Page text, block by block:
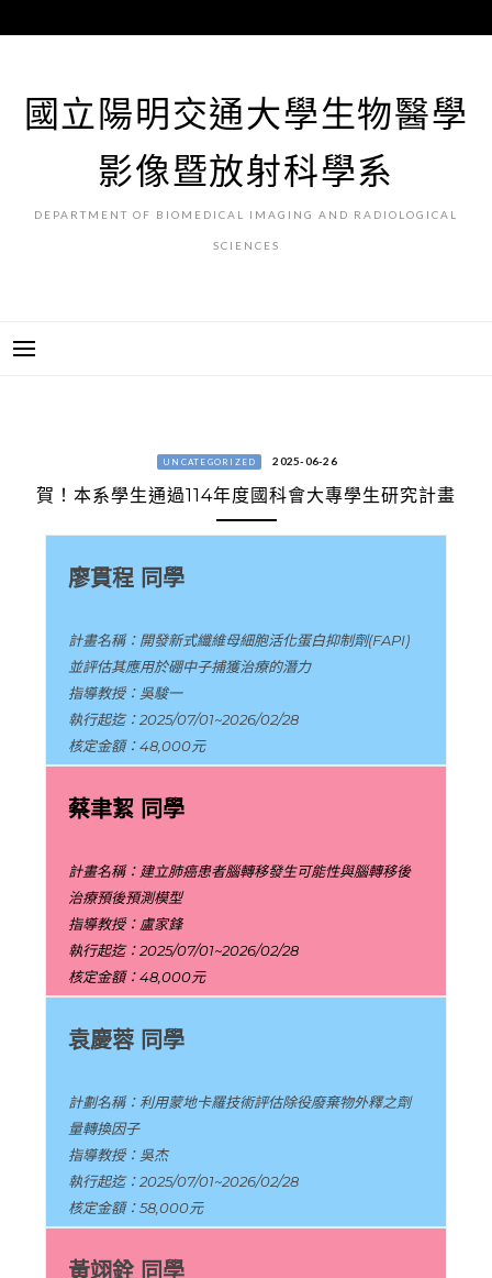
至
國立陽明交通大學生物醫學
影像暨放射科學系
DEPARTMENT OF BIOMEDICAL IMAGING AND RADIOLOGICAL
SCIENCES
UNCATEGORIZED 2025-06-26
賀！本系學生通過114年度國科會大專學生研究計畫
廖貫程 同學
計畫名稱：開發新式纖維母細胞活化蛋白抑制劑(FAPI)
並評估其應用於硼中子捕獲治療的潛力
指導教授：吳駿一
執行起迄：2025/07/01~2026/02/28
核定金額：48,000元
蔡聿絜 同學
計畫名稱：建立肺癌患者腦轉移發生可能性與腦轉移後
治療預後預測模型
指導教授：盧家鋒
執行起迄：2025/07/01~2026/02/28
核定金額：48,000元
袁慶蓉 同學
計劃名稱：利用蒙地卡羅技術評估除役廢棄物外釋之劑
量轉換因子
指導教授：吳杰
執行起迄：2025/07/01~2026/02/28
核定金額：58,000元
黃翊銓 同學